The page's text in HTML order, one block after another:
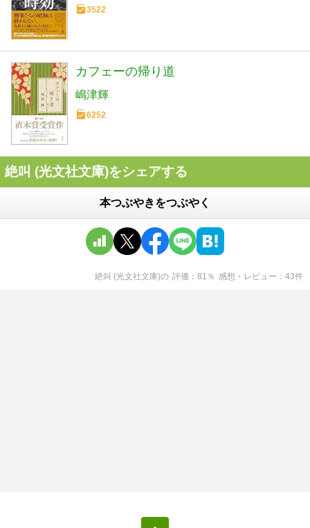
3522
カフェーの帰り道
嶋津輝
6252
絶叫 (光文社文庫)をシェアする
本つぶやきをつぶやく
絶叫 (光文社文庫)の 評価 81 ％ 感想・レビュー 43件